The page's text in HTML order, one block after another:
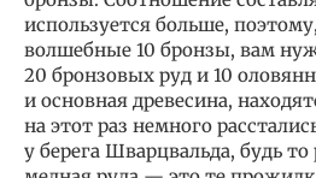
используется больше,
волшебные 10 бронзы, вам
20 бронзовых руд и 10
и основная древесина,
на этот раз немного
у берега Шварцвальда, будь то